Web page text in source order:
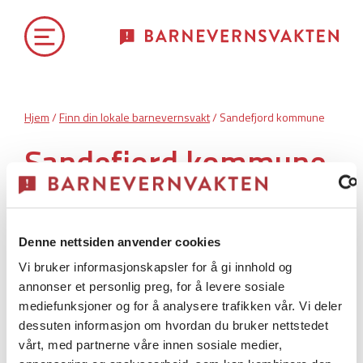
Denne nettsiden anvender cookies
Vi bruker informasjonskapsler for å gi innhold og
annonser et personlig preg, for å levere sosiale
mediefunksjoner og for å analysere trafikken vår. Vi deler
dessuten informasjon om hvordan du bruker nettstedet
vårt, med partnerne våre innen sosiale medier,
Hjem/Finn din lokale barnevernsvakt/ Sandefjord kommune
Sandefjord kommune
Sandefjord kommune har
akuttberedskap.
Barnevernsvakt